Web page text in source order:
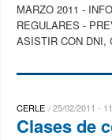
MARZO 2011 -
REGULARES -
ASISTIR CON DNI,
CERLE 25/02/2011 -
Clases de